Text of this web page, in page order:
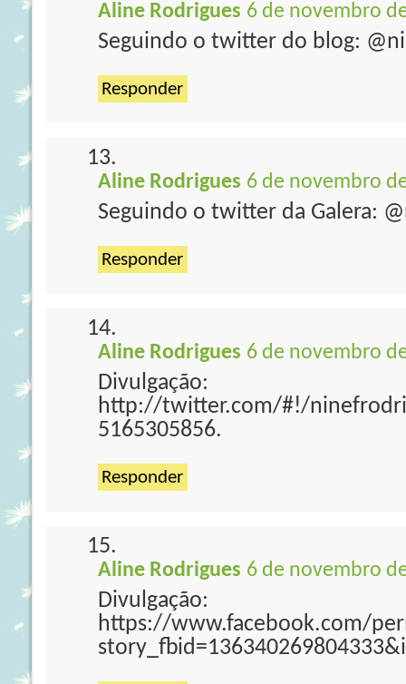
Aline Rodrigues 6 de novembro
Seguindo o twitter do blog:
Responder
Aline Rodrigues 6 de novembro
Seguindo o twitter da Galera:
Responder
Aline Rodrigues 6 de novembro
Divulgação:
http://twitter.com/#!/
5165305856.
Responder
Aline Rodrigues 6 de novembro
Divulgação:
https://www.facebook.com/